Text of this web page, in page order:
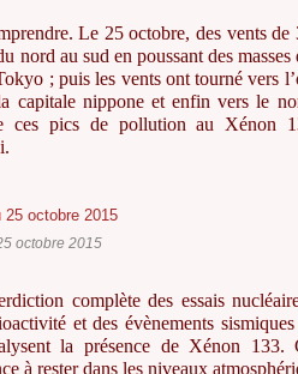
Le 25 octobre, des vents de
au sud en poussant des masses
; puis les vents ont tourné vers
capitale nippone et enfin vers le
ces pics de pollution au Xénon
octobre 2015
complète des essais
et des évènements
la présence de Xénon 133.
à rester dans les niveaux